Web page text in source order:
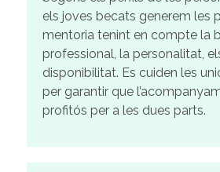
els joves becats generem les
mentoria tenint en compte la
professional, la personalitat,
disponibilitat. Es cuiden les
per garantir que
profitós per a les dues parts.